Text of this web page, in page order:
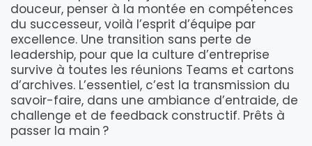
douceur, penser à la montée en compétences
du successeur, voilà l’esprit d’équipe par
excellence. Une transition sans perte de
leadership, pour que la culture d’entreprise
survive à toutes les réunions Teams et cartons
d’archives. L’essentiel, c’est la transmission du
savoir-faire, dans une ambiance d’entraide, de
challenge et de feedback constructif. Prêts à
passer la main ?